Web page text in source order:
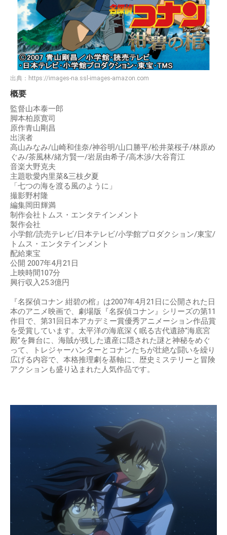
出典： https://images-na.ssl-images-amazon.com
概要
監督山本泰一郎
脚本柏原寛司
原作青山剛昌
出演者
高山みなみ/山崎和佳奈/神谷明/山口勝平/松井菜桜子/林原め
ぐみ/茶風林/緒方賢一/岩居由希子/高木渉/大谷育江
音楽大野克夫
主題歌愛内里菜&三枝夕夏
「七つの海を渡る風のように」
撮影野村隆
編集岡田輝満
制作会社トムス・エンタテインメント
製作会社
小学館/読売テレビ/日本テレビ/小学館プロダクション/東宝/
トムス・エンタテインメント
配給東宝
公開 2007年4月21日
上映時間107分
興行収入25.3億円
『名探偵コナン 紺碧の棺』は2007年4月21日に公開された日
本のアニメ映画で、劇場版『名探偵コナン』シリーズの第11
作目で、第31回日本アカデミー賞優秀アニメーション作品賞
を受賞しています。太平洋の海底深く眠る古代遺跡“海底宮
殿”を舞台に、海賊が残した遺産に隠された謎と神秘をめぐ
って、トレジャーハンターとコナンたちが壮絶な闘いを繰り
広げる内容で、本格推理劇を基軸に、歴史ミステリーと冒険
アクションも盛り込まれた人気作品です。